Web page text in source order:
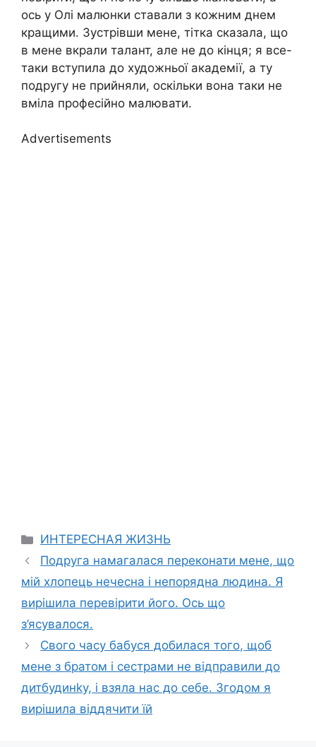
ось у Олі малюнки ставали з кожним днем
кращими. Зустрівши мене, тітка сказала, що
в мене вкрали талант, але не до кінця; я все-
таки вступила до художньої академії, а ту
подругу не прийняли, оскільки вона таки не
вміла професійно малювати.
Advertisements
Categories
ИНТЕРЕСНАЯ ЖИЗНЬ
Подруга намагалася переконати мене, що
мій хлопець нечесна і непорядна людина. Я
вирішила перевірити його. Ось що
з’ясувалося.
Свого часу бабуся добилася того, щоб
мене з братом і сестрами не відправили до
дитбудинkу, і взяла нас до себе. Згодом я
вирішила віддячити їй